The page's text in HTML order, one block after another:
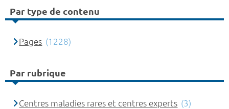
Par type de contenu
Pages (1228)
Par rubrique
Centres maladies rares et centres experts (3)